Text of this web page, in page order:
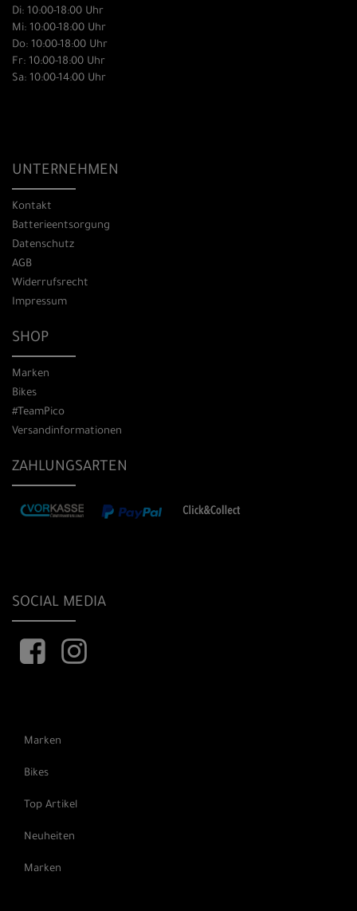
Di: 10:00-18:00 Uhr
Mi: 10:00-18:00 Uhr
Do: 10:00-18:00 Uhr
Fr: 10:00-18:00 Uhr
Sa: 10:00-14:00 Uhr
UNTERNEHMEN
Kontakt
Batterieentsorgung
Datenschutz
AGB
Widerrufsrecht
Impressum
SHOP
Marken
Bikes
#TeamPico
Versandinformationen
ZAHLUNGSARTEN
SOCIAL MEDIA
Marken
Bikes
Top Artikel
Neuheiten
Marken